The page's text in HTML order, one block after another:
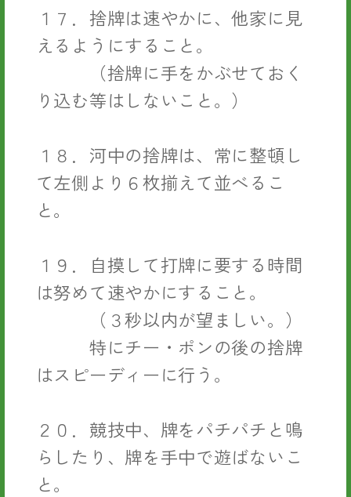
１７．捨牌は速やかに、他家に見
えるようにすること。
（捨牌に手をかぶせておく
り込む等はしないこと。）
１８．河中の捨牌は、常に整頓し
て左側より６枚揃えて並べるこ
と。
１９．自摸して打牌に要する時間
は努めて速やかにすること。
（３秒以内が望ましい。）
特にチー・ポンの後の捨牌
はスピーディーに行う。
２０．競技中、牌をパチパチと鳴
らしたり、牌を手中で遊ばないこ
と。